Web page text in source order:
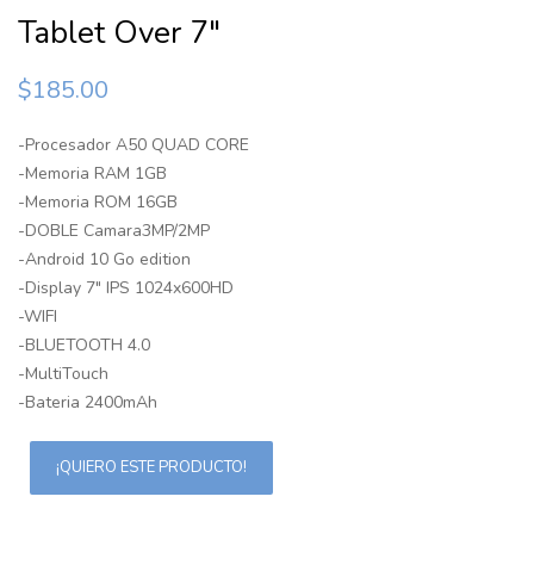
Tablet Over 7″
$185.00
-Procesador A50 QUAD CORE
-Memoria RAM 1GB
-Memoria ROM 16GB
-DOBLE Camara3MP/2MP
-Android 10 Go edition
-Display 7″ IPS 1024x600HD
-WIFI
-BLUETOOTH 4.0
-MultiTouch
-Bateria 2400mAh
¡QUIERO ESTE PRODUCTO!